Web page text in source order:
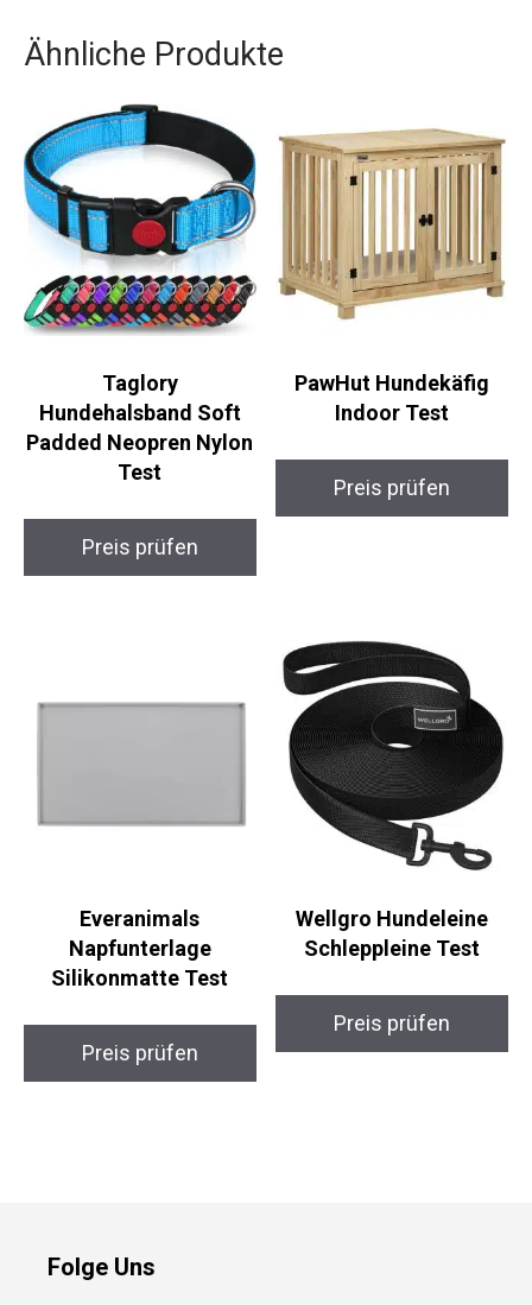
Ähnliche Produkte
Taglory
Hundehalsband Soft
Padded Neopren Nylon
Test
Preis prüfen
PawHut Hundekäfig
Indoor Test
Preis prüfen
Everanimals
Napfunterlage
Silikonmatte Test
Preis prüfen
Wellgro Hundeleine
Schleppleine Test
Preis prüfen
Folge Uns